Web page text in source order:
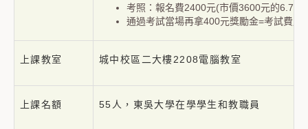
考照：報名費2400元(市價3600元的6.7折
通過考試當場再拿400元獎勵金=考試費用
上課教室 城中校區二大樓2208電腦教室
上課名額 55人，東吳大學在學學生和教職員